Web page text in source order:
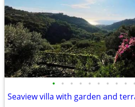
• • • • • • • • • •